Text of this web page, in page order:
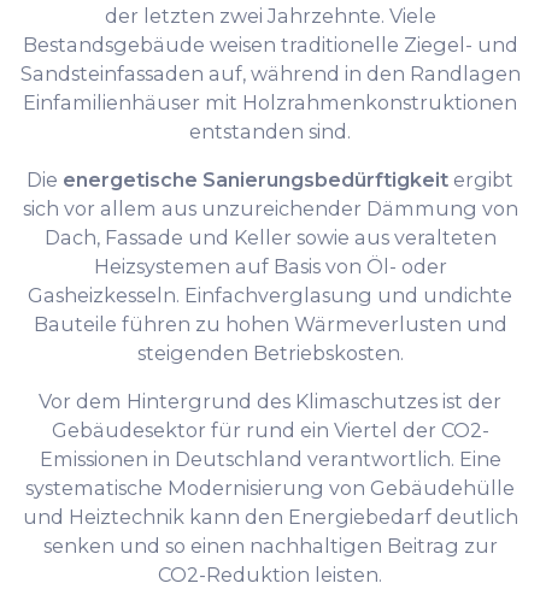
der letzten zwei Jahrzehnte. Viele
Bestandsgebäude weisen traditionelle Ziegel- und
Sandsteinfassaden auf, während in den Randlagen
Einfamilienhäuser mit Holzrahmenkonstruktionen
entstanden sind.
Die energetische Sanierungsbedürftigkeit ergibt
sich vor allem aus unzureichender Dämmung von
Dach, Fassade und Keller sowie aus veralteten
Heizsystemen auf Basis von Öl- oder
Gasheizkesseln. Einfachverglasung und undichte
Bauteile führen zu hohen Wärmeverlusten und
steigenden Betriebskosten.
Vor dem Hintergrund des Klimaschutzes ist der
Gebäudesektor für rund ein Viertel der CO2-
Emissionen in Deutschland verantwortlich. Eine
systematische Modernisierung von Gebäudehülle
und Heiztechnik kann den Energiebedarf deutlich
senken und so einen nachhaltigen Beitrag zur
CO2-Reduktion leisten.